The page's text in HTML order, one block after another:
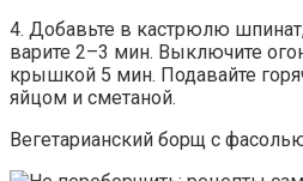
4. Добавьте в кастрюлю
варите 2–3 мин. Выключите
крышкой 5 мин. Подавайте
яйцом и сметаной.
Вегетарианский борщ с